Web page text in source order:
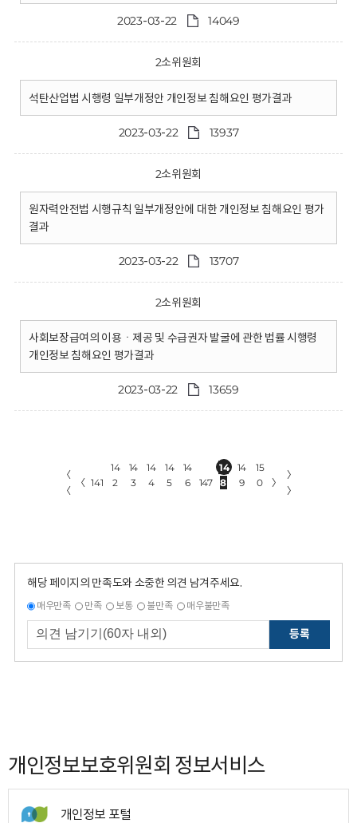
2023-03-22 14049
2소위원회
석탄산업법 시행령 일부개정안 개인정보 침해요인 평가결과
2023-03-22 13937
2소위원회
원자력안전법 시행규칙 일부개정안에 대한 개인정보 침해요인 평가
결과
2023-03-22 13707
2소위원회
사회보장급여의 이용ㆍ제공 및 수급권자 발굴에 관한 법률 시행령
개인정보 침해요인 평가결과
2023-03-22 13659
〈
〈
〈 141
14
2
14
3
14
4
14
5
14
6
147
14
8
14
9
15
0
〉
〉
〉
해당 페이지의 만족도와 소중한 의견 남겨주세요.
매우만족 만족 보통 불만족 매우불만족
등록
개인정보보호위원회 정보서비스
개인정보 포털